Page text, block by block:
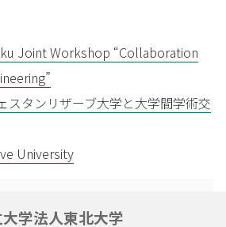
Joint Workshop “Collaboration
スタンリザーブ大学と大学間学術交
University
学法人東北大学